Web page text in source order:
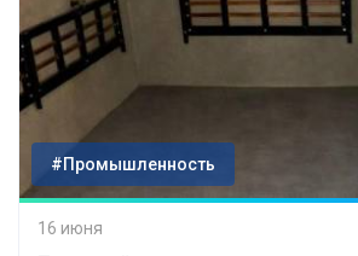
#Промышленность
16 июня